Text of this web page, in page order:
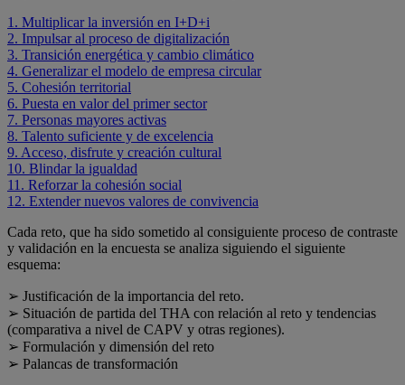
1. Multiplicar la inversión en I+D+i
2. Impulsar al proceso de digitalización
3. Transición energética y cambio climático
4. Generalizar el modelo de empresa circular
5. Cohesión territorial
6. Puesta en valor del primer sector
7. Personas mayores activas
8. Talento suficiente y de excelencia
9. Acceso, disfrute y creación cultural
10. Blindar la igualdad
11. Reforzar la cohesión social
12. Extender nuevos valores de convivencia
Cada reto, que ha sido sometido al consiguiente proceso de contraste
y validación en la encuesta se analiza siguiendo el siguiente
esquema:
➢ Justificación de la importancia del reto.
➢ Situación de partida del THA con relación al reto y tendencias
(comparativa a nivel de CAPV y otras regiones).
➢ Formulación y dimensión del reto
➢ Palancas de transformación